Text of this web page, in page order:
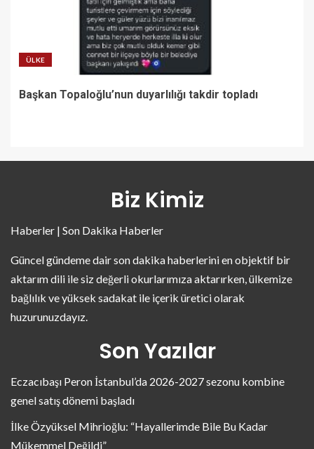
ÜLKE
Başkan Topaloğlu’nun duyarlılığı takdir topladı
Biz Kimiz
Haberler | Son Dakika Haberler
Güncel gündeme dair son dakika haberlerini en objektif bir
aktarım dili ile siz değerli okurlarımıza aktarırken, ülkemize
bağlılık ve yüksek sadakat ile içerik üretici olarak
huzurunuzdayız.
Son Yazılar
Eczacıbaşı Peron İstanbul’da 2026-2027 sezonu kombine
genel satış dönemi başladı
İlke Özyüksel Mihrioğlu: “Hayallerimde Bile Bu Kadar
Mükemmel Değildi”